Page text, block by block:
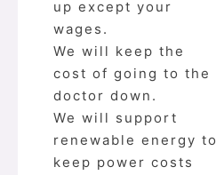
up except your
wages.
We will keep the
cost of going to the
doctor down.
We will support
renewable energy to
keep power costs